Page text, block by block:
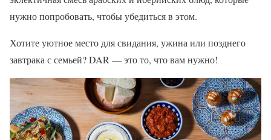
нужно попробовать, чтобы убедиться в этом.
Хотите уютное место для свидания, ужина или позднего
завтрака с семьей? DAR — это то, что вам нужно!